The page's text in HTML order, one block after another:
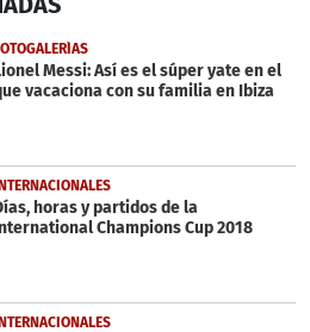
Messi: Así es el súper yate en el
vacaciona con su familia en Ibiza
INTERNACIONALES
horas y partidos de la
Champions Cup 2018